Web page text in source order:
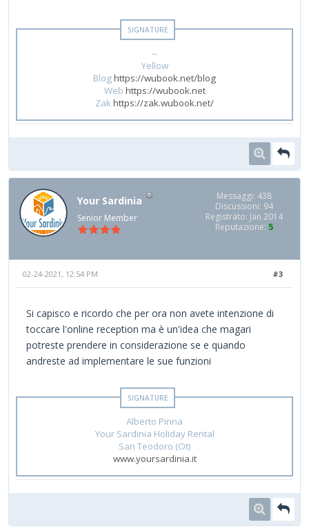
--
Yellow
Bloghttps://wubook.net/blog
Web https://wubook.net
Zakhttps://zak.wubook.net/
Your Sardinia
Senior Member
Messaggi: 438
Discussioni: 94
Registrato: Jan 2014
Reputazione: 5
#3
02-24-2021, 12:54 PM
Si capisco e ricordo che per ora non avete intenzione di
toccare l'online reception ma è un'idea che magari
potreste prendere in considerazione se e quando
andreste ad implementare le sue funzioni
Alberto Pinna
Your Sardinia Holiday Rental
San Teodoro (Ot)
www.yoursardinia.it